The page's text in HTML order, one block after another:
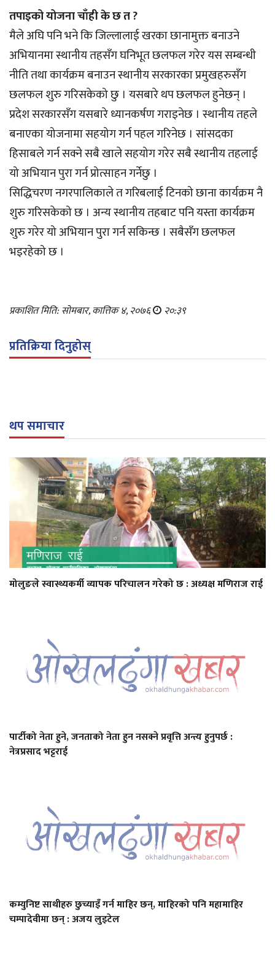
तपाइको योजना चाँही के छ त ?
मैले अघि पनि भने कि जिल्लालाई खरका छानामुक्त बनाउने
अभियानमा स्थानीय तहसँग घनिभूत छलफल गरेर यस सम्बन्धी
नीति तथा कार्यक्रम बनाउन स्थानीय सरकारका प्रमुखहरुसँग
छलफल शुरु गरिसकेको छु । यसबारे थप छलफल हुनेछन् ।
प्रदेश सरकारसँग यसबारे ध्यानकर्षण गराइनेछ । स्थानीय तहले
बनाएका योजनामा सहयोग गर्न पहल गरिनेछ । सांसदका
हिसाबले गर्न सक्ने सबै खाले सहयोग गरेर सबै स्थानीय तहलाई
यो अभियान पुरा गर्न प्रोत्साहन गर्नेछु ।
सिद्धिचरण नगरपालिकाले त गरिबलाई टिनको छाना कार्यक्रम नै
शुरु गरिसकेको छ । अन्य स्थानीय तहबाट पनि यस्ता कार्यक्रम
शुरु गरेर यो अभियान पुरा गर्न सकिन्छ । सबैसँग छलफल
भइरहेको छ ।
प्रकाशित मिति: सोमबार, कात्तिक ४, २०७६ २०:३९
प्रतिक्रिया दिनुहोस्
थप समाचार
मोलुङले स्वास्थ्यकर्मी व्यापक परिचालन गरेको छ : अध्यक्ष मणिराज राई
पार्टीको नेता हुने, जनताको नेता हुन नसक्ने प्रवृत्ति अन्त्य हुनुपर्छ :
नेत्रप्रसाद भट्टराई
कम्युनिष्ट साथीहरु छुच्याइँ गर्न माहिर छन्, माहिरको पनि महामाहिर
चम्पादेवीमा छन् : अजय लुइटेल